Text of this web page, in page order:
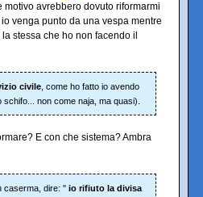
avrebbero dovuto riformarmi
venga punto da una vespa mentre
stessa che ho non facendo il
civile , come ho fatto io avendo
non come naja, ma quasi).
E con che sistema? Ambra
caserma, dire: " io rifiuto la divisa